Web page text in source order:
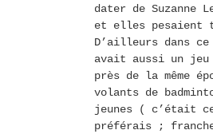
dater de Suzanne
et elles pesaient
D’ailleurs dans
avait aussi un jeu
près de la même
volants de
jeunes ( c’était
préférais ;